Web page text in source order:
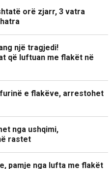
orë zjarr, 3 vatra
një tragjedi!
që luftuan me flakët në
e flakëve, arrestohet
nga ushqimi,
rastet
pamje nga lufta me flakët